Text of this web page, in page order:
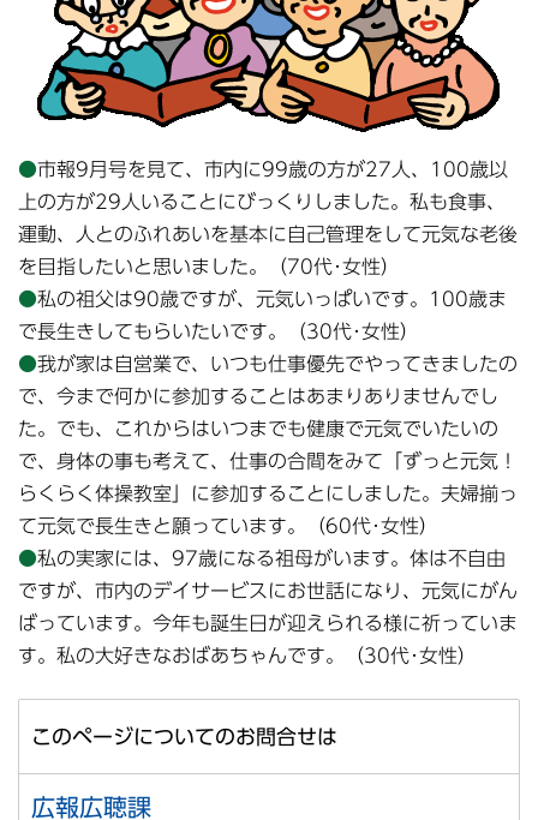
●市報9月号を見て、市内に99歳の方が27人、100歳以
上の方が29人いることにびっくりしました。私も食事、
運動、人とのふれあいを基本に自己管理をして元気な老後
を目指したいと思いました。（70代･女性）
●私の祖父は90歳ですが、元気いっぱいです。100歳ま
で長生きしてもらいたいです。（30代･女性）
●我が家は自営業で、いつも仕事優先でやってきましたの
で、今まで何かに参加することはあまりありませんでし
た。でも、これからはいつまでも健康で元気でいたいの
で、身体の事も考えて、仕事の合間をみて「ずっと元気！
らくらく体操教室」に参加することにしました。夫婦揃っ
て元気で長生きと願っています。（60代･女性）
●私の実家には、97歳になる祖母がいます。体は不自由
ですが、市内のデイサービスにお世話になり、元気にがん
ばっています。今年も誕生日が迎えられる様に祈っていま
す。私の大好きなおばあちゃんです。（30代･女性）
このページについてのお問合せは
広報広聴課